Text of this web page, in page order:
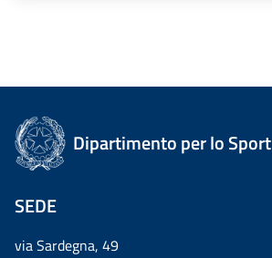
Dipartimento per lo Sport
SEDE
via Sardegna, 49